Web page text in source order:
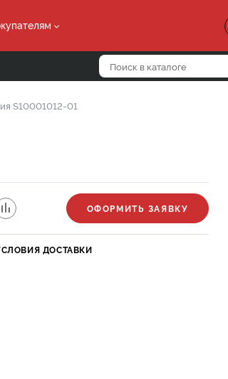
S10001012-01
ОФОРМИТЬ ЗАЯВКУ
ДОСТАВКИ